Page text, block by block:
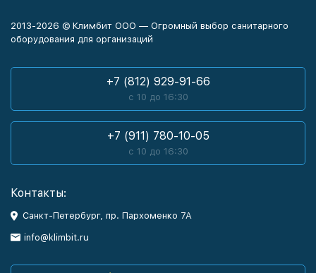
2013-2026 © Климбит ООО — Огромный выбор санитарного
оборудования для организаций
+7 (812) 929-91-66
с 10 до 16:30
+7 (911) 780-10-05
с 10 до 16:30
Контакты:
Санкт-Петербург, пр. Пархоменко 7А
info@klimbit.ru